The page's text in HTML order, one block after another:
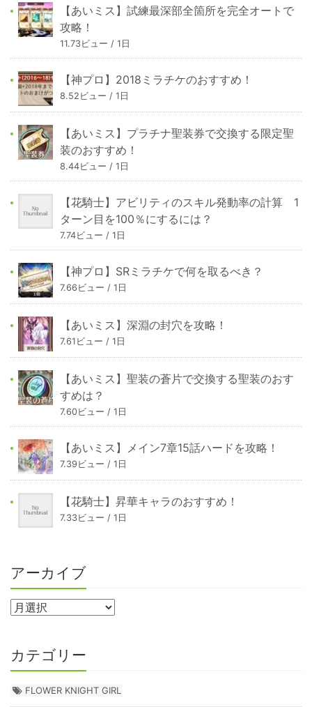
【あいミス】試練最深部全箇所を完全オートで
攻略！
11.73ビュー / 1日
【神プロ】2018ミラチケのおすすめ！
8.52ビュー / 1日
【あいミス】プラチナ聖装券で交換する限定聖
装のおすすめ！
8.44ビュー / 1日
【花騎士】アビリティのスキル発動率の計算 1
ターン目を100％にするには？
7.74ビュー / 1日
【神プロ】SRミラチケで何を取るべき？
7.66ビュー / 1日
【あいミス】深淵の封穴を攻略！
7.61ビュー / 1日
【あいミス】聖装の蒼片で交換する聖装のおす
すめは？
7.60ビュー / 1日
【あいミス】メイン7章15話ハードを攻略！
7.39ビュー / 1日
【花騎士】昇華キャラのおすすめ！
7.33ビュー / 1日
アーカイブ
カテゴリー
FLOWER KNIGHT GIRL